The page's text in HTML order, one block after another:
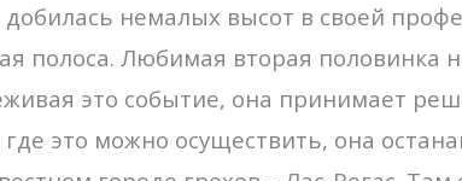
немалых высот в своей
полоса. Любимая вторая половинка
это событие, она принимает
где это можно осуществить, она